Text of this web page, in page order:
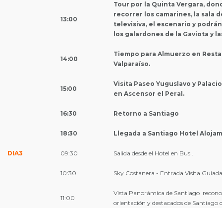
13:00
Tour por la Quinta Vergara,
recorrer los camarines, la sala
televisiva, el escenario y
los galardones de la Gaviota y
14:00
Tiempo para Almuerzo en
Valparaíso.
15:00
Visita Paseo Yuguslavo y
en Ascensor el Peral.
16:30 Retorno a Santiago
18:30 Llegada a Santiago Hotel
DIA3 09:30 Salida desde el Hotel en Bus .
10:30 Sky Costanera - Entrada Visita
11:00
Vista Panorámica de Santiago
orientación y destacados de Santiago